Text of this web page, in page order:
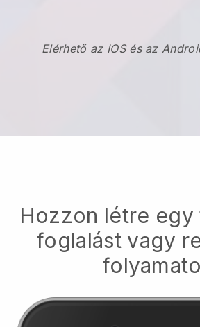
Elérhető az IOS és az
Hozzon létre egy
foglalást vagy